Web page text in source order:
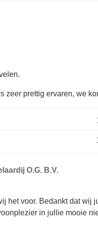
zeer prettig ervaren, we
O.G. B.V.
het voor. Bedankt dat
in jullie mooie